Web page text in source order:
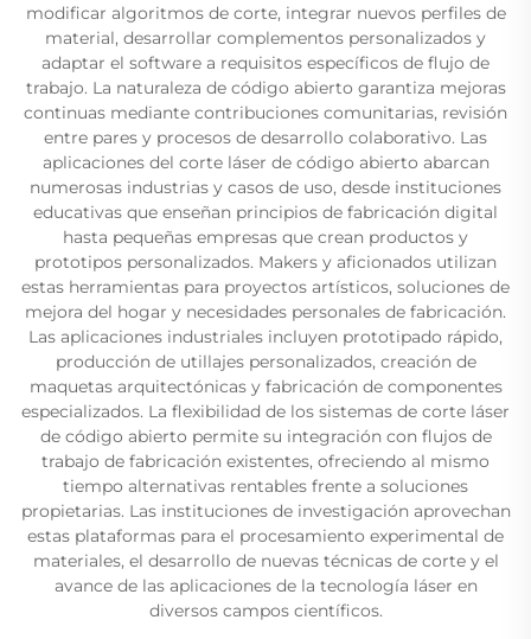
modificar algoritmos de corte, integrar nuevos perfiles de
material, desarrollar complementos personalizados y
adaptar el software a requisitos específicos de flujo de
trabajo. La naturaleza de código abierto garantiza mejoras
continuas mediante contribuciones comunitarias, revisión
entre pares y procesos de desarrollo colaborativo. Las
aplicaciones del corte láser de código abierto abarcan
numerosas industrias y casos de uso, desde instituciones
educativas que enseñan principios de fabricación digital
hasta pequeñas empresas que crean productos y
prototipos personalizados. Makers y aficionados utilizan
estas herramientas para proyectos artísticos, soluciones de
mejora del hogar y necesidades personales de fabricación.
Las aplicaciones industriales incluyen prototipado rápido,
producción de utillajes personalizados, creación de
maquetas arquitectónicas y fabricación de componentes
especializados. La flexibilidad de los sistemas de corte láser
de código abierto permite su integración con flujos de
trabajo de fabricación existentes, ofreciendo al mismo
tiempo alternativas rentables frente a soluciones
propietarias. Las instituciones de investigación aprovechan
estas plataformas para el procesamiento experimental de
materiales, el desarrollo de nuevas técnicas de corte y el
avance de las aplicaciones de la tecnología láser en
diversos campos científicos.